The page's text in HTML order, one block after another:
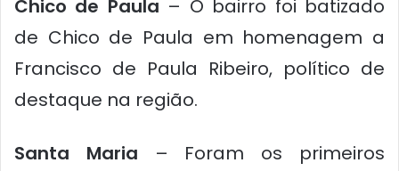
Chico de Paula – O bairro foi batizado
de Chico de Paula em homenagem a
Francisco de Paula Ribeiro, político de
destaque na região.
Santa Maria – Foram os primeiros